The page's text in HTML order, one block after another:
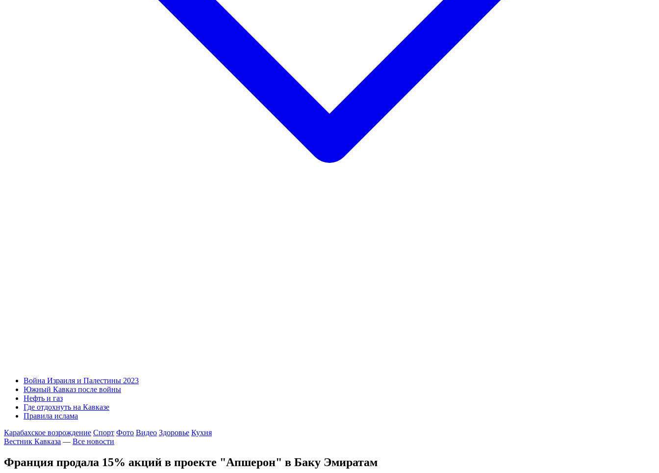
Война Израиля и Палестины 2023
Южный Кавказ после войны
Нефть и газ
Где отдохнуть на Кавказе
Правила ислама
Карабахское возрождение Спорт Фото Видео Здоровье Кухня
Вестник Кавказа — Все новости
Франция продала 15% акций в проекте "Апшерон" в Баку Эмиратам